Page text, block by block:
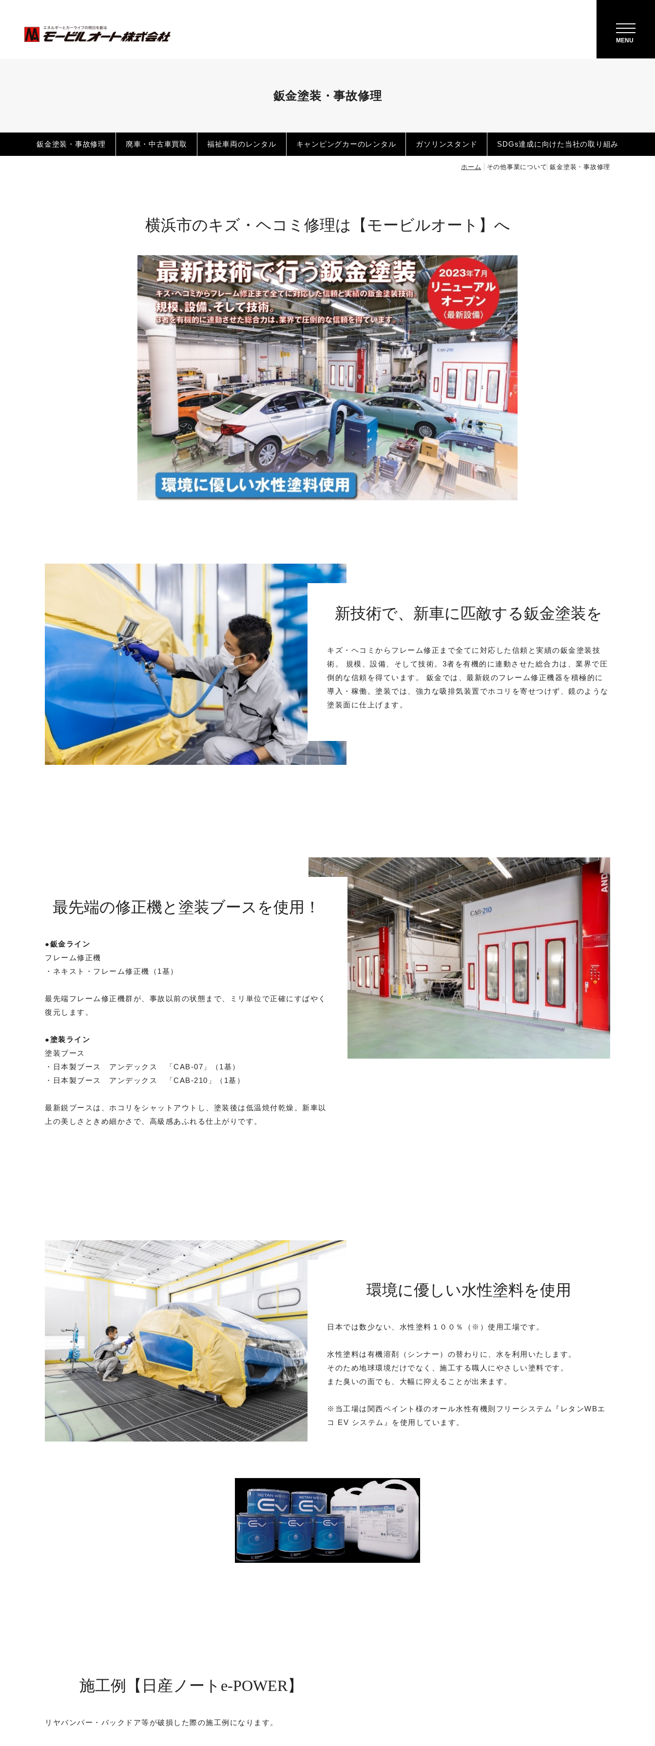
MENU
鈑金塗装・事故修理
鈑金塗装・事故修理 廃車・中古車買取 福祉車両のレンタル キャンピングカーのレンタル ガソリンスタンド SDGs達成に向けた当社の取り組み
ホーム その他事業について 鈑金塗装・事故修理
法人リースメンテナンスのお客様へ
車検のご案内はこちらから
その他事業について
SDGs達成に向けた当社の取り組み
【正社員】自動車整備士（新卒・未経験）
【正社員】自動車整備士（中途・経験者）
【正社員】鈑金工（中途・経験者）
【アルバイト】 東神奈川 ガソリンスタンドスタッフ
営業所ご紹介・関連サイト
保険【比較説明・推奨販売方針について】
社長メッセージ
横浜市のキズ・ヘコミ修理は【モービルオート】へ
新技術で、新車に匹敵する鈑金塗装を
キズ・ヘコミからフレーム修正まで全てに対応した信頼と実績の鈑金塗装技
術。 規模、設備、そして技術。3者を有機的に連動させた総合力は、業界で圧
倒的な信頼を得ています。 鈑金では、最新鋭のフレーム修正機器を積極的に
導入・稼働。塗装では、強力な吸排気装置でホコリを寄せつけず、鏡のような
塗装面に仕上げます。
最先端の修正機と塗装ブースを使用！
●鈑金ライン
フレーム修正機
・ネキスト・フレーム修正機（1基）
最先端フレーム修正機群が、事故以前の状態まで、ミリ単位で正確にすばやく
復元します。
●塗装ライン
塗装ブース
・日本製ブース アンデックス 「CAB-07」（1基）
・日本製ブース アンデックス 「CAB-210」（1基）
最新鋭ブースは、ホコリをシャットアウトし、塗装後は低温焼付乾燥。新車以
上の美しさときめ細かさで、高級感あふれる仕上がりです。
環境に優しい水性塗料を使用
日本では数少ない、水性塗料１００％（※）使用工場です。
水性塗料は有機溶剤（シンナー）の替わりに、水を利用いたします。
そのため地球環境だけでなく、施工する職人にやさしい塗料です。
また臭いの面でも、大幅に抑えることが出来ます。
※当工場は関西ペイント様のオール水性有機則フリーシステム『レタンWBエ
コ EV システム』を使用しています。
施工例【日産ノートe-POWER】
リヤバンパー・バックドア等が破損した際の施工例になります。